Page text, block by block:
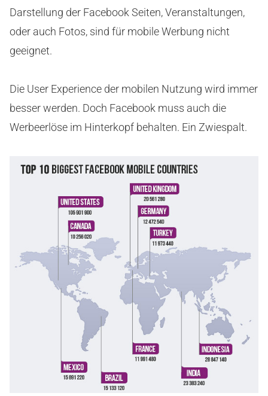
Darstellung der Facebook Seiten, Veranstaltungen,
oder auch Fotos, sind für mobile Werbung nicht
geeignet.
Die User Experience der mobilen Nutzung wird immer
besser werden. Doch Facebook muss auch die
Werbeerlöse im Hinterkopf behalten. Ein Zwiespalt.